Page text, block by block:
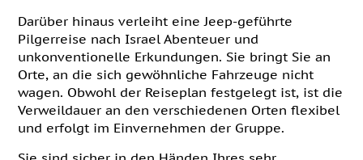
Darüber hinaus verleiht eine Jeep-geführte
Pilgerreise nach Israel Abenteuer und
unkonventionelle Erkundungen. Sie bringt Sie an
Orte, an die sich gewöhnliche Fahrzeuge nicht
wagen. Obwohl der Reiseplan festgelegt ist, ist die
Verweildauer an den verschiedenen Orten flexibel
und erfolgt im Einvernehmen der Gruppe.